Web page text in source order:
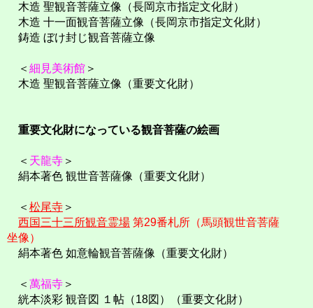
木造 聖観音菩薩立像（長岡京市指定文化財）
木造 十一面観音菩薩立像（長岡京市指定文化財）
鋳造 ぼけ封じ観音菩薩立像
＜ 細見美術館 ＞
木造 聖観音菩薩立像（重要文化財）
重要文化財になっている観音菩薩の絵画
＜ 天龍寺 ＞
絹本著色 観世音菩薩像（重要文化財）
＜ 松尾寺 ＞
西国三十三所観音霊場 第29番札所（馬頭観世音菩薩
坐像）
絹本著色 如意輪観音菩薩像（重要文化財）
＜ 萬福寺 ＞
絖本淡彩 観音図 １帖（18図）（重要文化財）